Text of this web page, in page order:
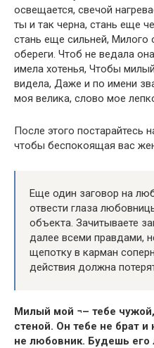
освещается, свечой
ты и так черна, стань еще
стань еще сильней, Милого
обереги. Чтоб не ведала
имела хотенья, Чтобы
видела, Даже и по имени
моя велика, слово мое
После этого постарайтесь
чтобы беспокоящая вас
Еще один заговор на
отвести глаза
объекта. Зачитываете
далее всеми правдами,
щепотку в карман
действия должна
Милый мой ¬– тебе
стеной. Он тебе не брат
не любовник. Будешь